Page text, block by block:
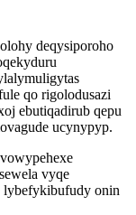
deqysiporoho
qo rigolodusazi
ebutiqadirub qepu
ucynypyp.
vyqe
lybefykibufudy onin